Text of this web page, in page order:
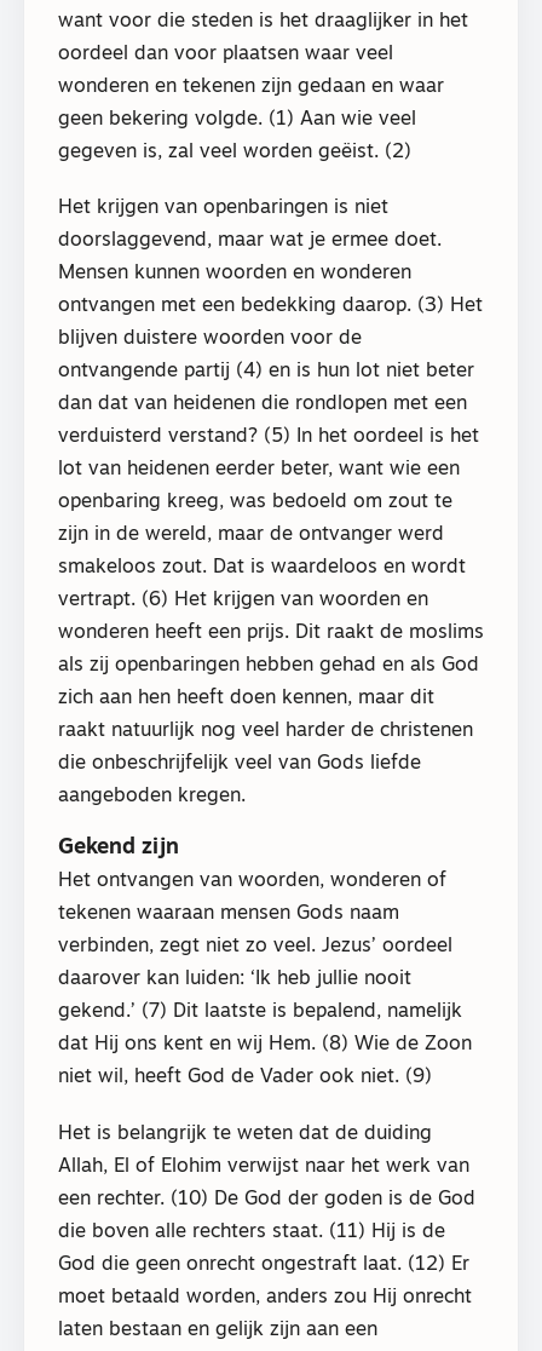
want voor die steden is het draaglijker in het
oordeel dan voor plaatsen waar veel
wonderen en tekenen zijn gedaan en waar
geen bekering volgde. (1) Aan wie veel
gegeven is, zal veel worden geëist. (2)
Het krijgen van openbaringen is niet
doorslaggevend, maar wat je ermee doet.
Mensen kunnen woorden en wonderen
ontvangen met een bedekking daarop. (3) Het
blijven duistere woorden voor de
ontvangende partij (4) en is hun lot niet beter
dan dat van heidenen die rondlopen met een
verduisterd verstand? (5) In het oordeel is het
lot van heidenen eerder beter, want wie een
openbaring kreeg, was bedoeld om zout te
zijn in de wereld, maar de ontvanger werd
smakeloos zout. Dat is waardeloos en wordt
vertrapt. (6) Het krijgen van woorden en
wonderen heeft een prijs. Dit raakt de moslims
als zij openbaringen hebben gehad en als God
zich aan hen heeft doen kennen, maar dit
raakt natuurlijk nog veel harder de christenen
die onbeschrijfelijk veel van Gods liefde
aangeboden kregen.
Gekend zijn
Het ontvangen van woorden, wonderen of
tekenen waaraan mensen Gods naam
verbinden, zegt niet zo veel. Jezus’ oordeel
daarover kan luiden: ‘Ik heb jullie nooit
gekend.’ (7) Dit laatste is bepalend, namelijk
dat Hij ons kent en wij Hem. (8) Wie de Zoon
niet wil, heeft God de Vader ook niet. (9)
Het is belangrijk te weten dat de duiding
Allah, El of Elohim verwijst naar het werk van
een rechter. (10) De God der goden is de God
die boven alle rechters staat. (11) Hij is de
God die geen onrecht ongestraft laat. (12) Er
moet betaald worden, anders zou Hij onrecht
laten bestaan en gelijk zijn aan een